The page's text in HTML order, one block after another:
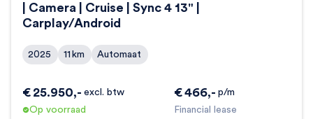
| Camera | Cruise | Sync 4 13" |
Carplay/Android
2025 11 km Automaat
€466,- p/m
Financial lease
€ 25.950,- excl. btw
Op voorraad